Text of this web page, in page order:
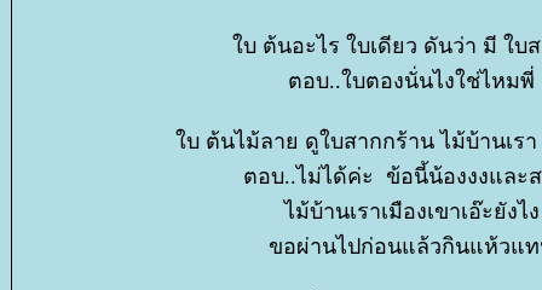
บ ต้นอะไร ใบเดียว ดันว่า มี ใบ
ตอบ..ใบตองนั่นไงใช่ไหมพี่
บ ต้นไม้ลาย ดูใบสากกร้าน ไม้บ้านเรา
ตอบ..ไม่ได้ค่ะ ข้อนี้น้องงงแล
ไม้บ้านเราเมืองเขาเอ๊ะยังไง
ขอผ่านไปก่อนแล้วกินแห้วแ